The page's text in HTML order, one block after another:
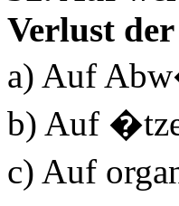
Verlust
a) Auf
b) Auf
c) Auf